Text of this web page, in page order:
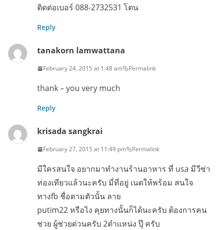
ติดต่อเบอร์ 088-2732531 โตน
Reply
tanakorn lamwattana
February 24, 2015 at 1:48 am Permalink
thank – you very much
Reply
krisada sangkrai
February 27, 2015 at 11:49 pm Permalink
มีใครสนใจ อยากมาทำงานร้านอาหาร ที่ usa มีวีซ่า
ท่องเทียวแล้วนะครับ มี่ที่อยู่ เนตให้พร้อม สนใจ
ทางfb ชื่อตามตัวนั้น ลาย
putim22 หรือไง คุยทางนั้นก็ได้นะครับ ต้องการคน
ช่วย ผู้ช่วยด่วนครับ 2ตำแหน่ง ปุ๊ ครับ